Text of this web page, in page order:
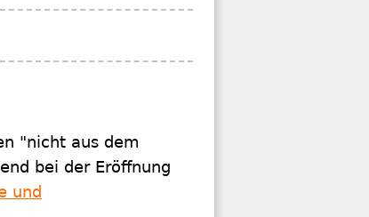
"nicht aus dem
bei der Eröffnung
und